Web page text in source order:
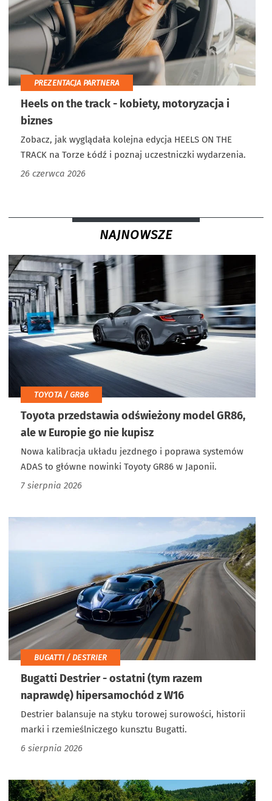
PREZENTACJA PARTNERA
Heels on the track - kobiety, motoryzacja i
biznes
Zobacz, jak wyglądała kolejna edycja HEELS ON THE
TRACK na Torze Łódź i poznaj uczestniczki wydarzenia.
26 czerwca 2026
NAJNOWSZE
TOYOTA / GR86
Toyota przedstawia odświeżony model GR86,
ale w Europie go nie kupisz
Nowa kalibracja układu jezdnego i poprawa systemów
ADAS to główne nowinki Toyoty GR86 w Japonii.
7 sierpnia 2026
BUGATTI / DESTRIER
Bugatti Destrier - ostatni (tym razem
naprawdę) hipersamochód z W16
Destrier balansuje na styku torowej surowości, historii
marki i rzemieślniczego kunsztu Bugatti.
6 sierpnia 2026